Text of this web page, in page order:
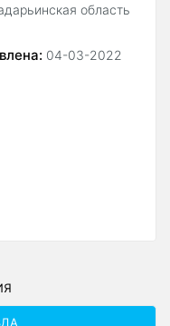
область
04-03-2022